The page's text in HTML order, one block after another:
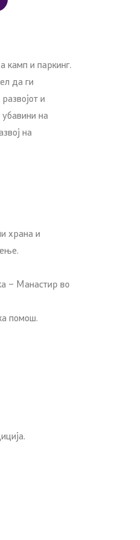
камп и паркинг.
да ги
и
на
на
храна и
– Манастир во
помош.